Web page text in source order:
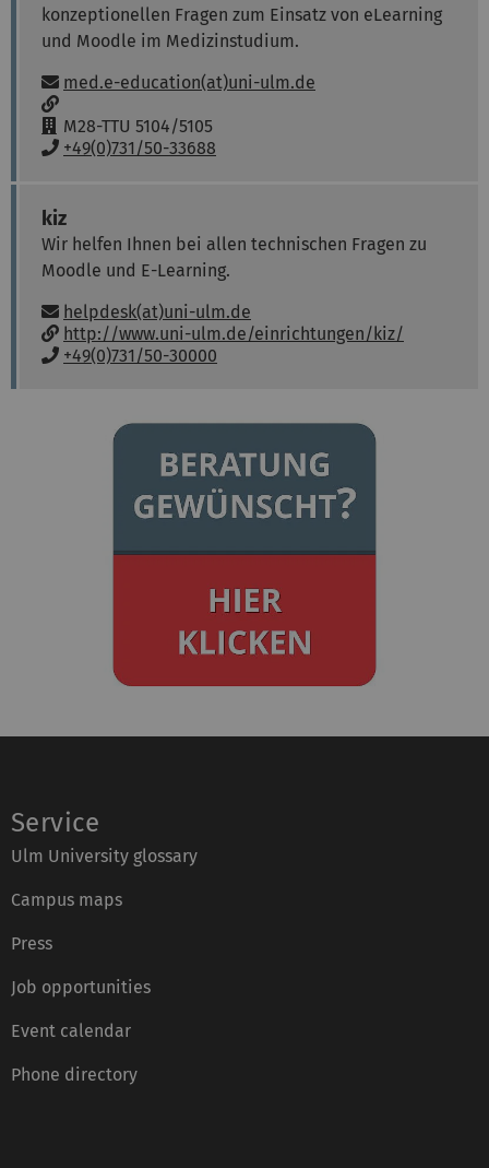
konzeptionellen Fragen zum Einsatz von eLearning
und Moodle im Medizinstudium.
Email:
med.e-education(at)uni-ulm.de
w
w
w
R
o
:
M28-TTU 5104/5105
P
n
e
:
+49(0)731/50-33688
kiz
Wir helfen Ihnen bei allen technischen Fragen zu
Moodle und E-Learning.
Email:
helpdesk(at)uni-ulm.de
w
w
http://www.uni-ulm.de/einrichtungen/kiz/
P+49(0)731/50-30000
Service
Ulm University glossary
Campus maps
Press
Job opportunities
Event calendar
Phone directory